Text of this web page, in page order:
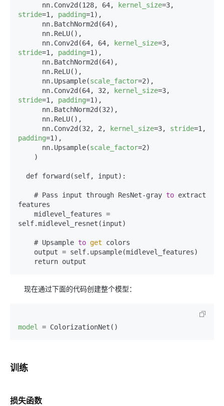
      nn.Conv2d(128, 64,
kernel_size
stride=1, padding=1),
      nn.Conv2d(64, 64,
kernel_size
stride=1, padding=1),
      nn.Upsample(
scale_factor=2),
      nn.Conv2d(64, 32,
kernel_size
stride=1, padding=1),
      nn.Conv2d(32, 2,
kernel_size=3, stride
padding=1),
      nn.Upsample(
scale_factor=2)
    # Pass input through ResNet-gray
to extract
features
self.midlevel_resnet(input)
    # Upsample
to get colors
现在通过下面的代码创建整个模型：
model =
训练
损失函数